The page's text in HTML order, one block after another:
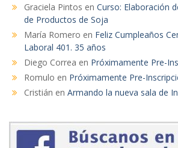
Graciela Pintos en Curso: Elaboración
de Productos de Soja
María Romero en Feliz Cumpleaños
Laboral 401. 35 años
Diego Correa en Próximamente Pre-
Romulo en Próximamente Pre-
Cristián en Armando la nueva sala de